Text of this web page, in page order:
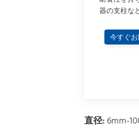
器の支柱な
今すぐ
直径: 6mm-